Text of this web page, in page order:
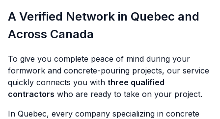
A Verified Network in Quebec and
Across Canada
To give you complete peace of mind during your
formwork and concrete-pouring projects, our service
quickly connects you with three qualified
contractors who are ready to take on your project.
In Quebec, every company specializing in concrete